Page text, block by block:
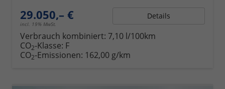
29.050,– €
incl. 19% MwSt.
Details
Verbrauch kombiniert: 7,10 l/100km
CO2-Klasse: F
CO2-Emissionen: 162,00 g/km